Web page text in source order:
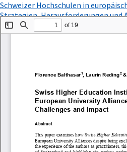
Zu
Artikeldetails
zurückkehren
Schweizer Hochschulen in
Strategien, Herausforderungen und